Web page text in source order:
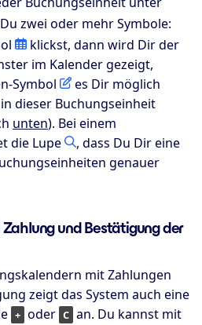
zwei oder mehr Symbole:
klickst, dann wird Dir der
im Kalender gezeigt,
Symbol
es Dir möglich
dieser Buchungseinheit
unten). Bei einem
die Lupe
, dass Du Dir eine
genauer
und Bestätigung der
mit Zahlungen
zeigt das System auch eine
+ oder C an. Du kannst mit